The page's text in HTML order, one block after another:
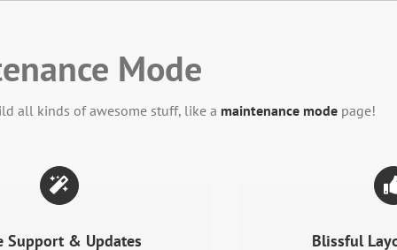
Mode
all kinds of awesome stuff, like a maintenance mode page!
Support & Updates Blissful